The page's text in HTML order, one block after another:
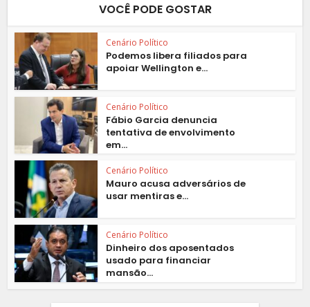
VOCÊ PODE GOSTAR
Cenário Político
Podemos libera filiados para
apoiar Wellington e...
Cenário Político
Fábio Garcia denuncia
tentativa de envolvimento
em...
Cenário Político
Mauro acusa adversários de
usar mentiras e...
Cenário Político
Dinheiro dos aposentados
usado para financiar
mansão...